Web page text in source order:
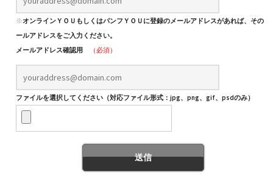
※オンラインＹＯＵもしくはパンフＹＯＵに登録のメールアドレスがあれば、そのメ
ールアドレスをご入力ください。
メールアドレス確認用
（必須）
ファイルを選択してください（対応ファイル形式：jpg、png、gif、psdのみ）